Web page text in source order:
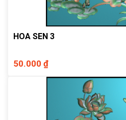
HOA SEN 3
50.000 ₫